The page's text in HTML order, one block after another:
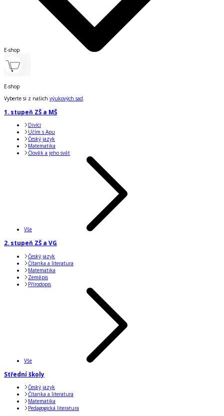
E-shop
E-shop
Vyberte si z našich výukových sad.
1. stupeň ZŠ a MŠ
Divíci
Učím s Apu
Český jazyk
Matematika
Člověk a jeho svět
Vše
2. stupeň ZŠ a VG
Český jazyk
Čítanka a literatura
Matematika
Zeměpis
Přírodopis
Vše
Střední školy
Český jazyk
Čítanka a literatura
Matematika
Pedagogická literatura